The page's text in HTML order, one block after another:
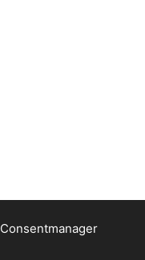
Consentmanager